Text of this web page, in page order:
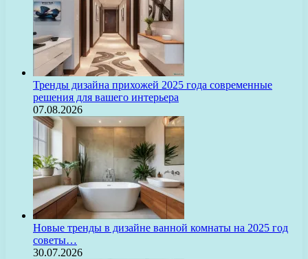
Тренды дизайна прихожей 2025 года современные
решения для вашего интерьера
07.08.2026
Новые тренды в дизайне ванной комнаты на 2025 год
советы…
30.07.2026